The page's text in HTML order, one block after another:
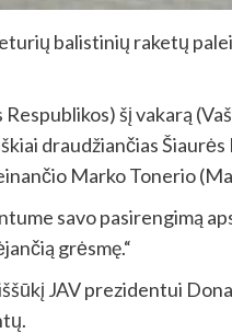
balistinių raketų
šį vakarą
draudžiančias
Marko Tonerio
savo pasirengimą
grėsmę.“
JAV prezidentui